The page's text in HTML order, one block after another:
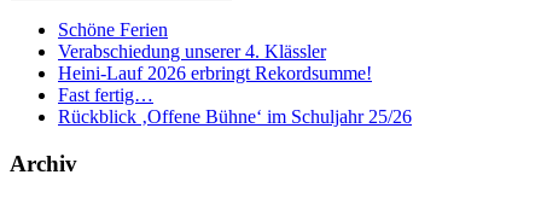
Schöne Ferien
Verabschiedung unserer 4. Klässler
Heini-Lauf 2026 erbringt Rekordsumme!
Fast fertig…
Rückblick ‚Offene Bühne‘ im Schuljahr 25/26
Archiv